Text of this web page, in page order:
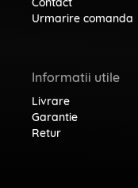
Urmarire comanda
Informatii utile
Livrare
Garantie
Retur